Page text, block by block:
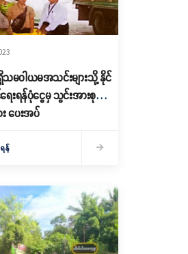
မဝါယမအသင်းများသို့ နိုင်
ေးရန်ပုံငွေမှ သွင်းအားစု
ပေးအပ်
န်